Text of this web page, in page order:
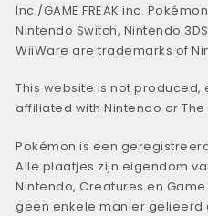
Inc./GAME FREAK inc.
Nintendo Switch, Nintendo
WiiWare are trademarks of
This website is not
affiliated with Nintendo or
Pokémon is een
Alle plaatjes zijn eigendom
Nintendo, Creatures en
geen enkele manier gelieerd